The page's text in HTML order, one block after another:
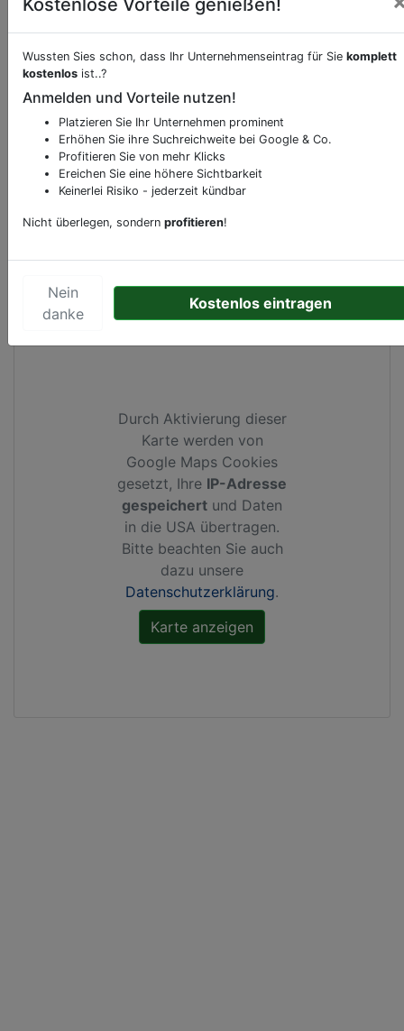
Beschreibung & Services vonSupermarkt
Sie möchten eine Beschreibung, Dienstleistung
oder andere relevante Informationen hinzufügen?
Klicken Sie bittehierum uns zu kontaktieren.
Gerne erweitern wir Ihren Firmeneintrag um
Sonderangebote odere besondere Services, die
Ihren Wettbewerbern abheben.
Kartenansicht Rijksweg 27inCadier en Keer
Durch Aktivierung dieser
Karte werden von
Google Maps Cookies
gesetzt, Ihre IP-Adresse
gespeichert und Daten
in die USA übertragen.
Bitte beachten Sie auch
dazu unsere
Datenschutzerklärung.
Kostenlose Vorteile genießen!
Wussten Sies schon, dass Ihr Unternehmenseintrag für Sie komplett
kostenlos ist..?
Anmelden und Vorteile nutzen!
Platzieren Sie Ihr Unternehmen prominent
Erhöhen Sie ihre Suchreichweite bei Google & Co.
Profitieren Sie von mehr Klicks
Ereichen Sie eine höhere Sichtbarkeit
Keinerlei Risiko - jederzeit kündbar
Nicht überlegen, sondern profitieren!
Nein
danke
Kostenlos eintragen